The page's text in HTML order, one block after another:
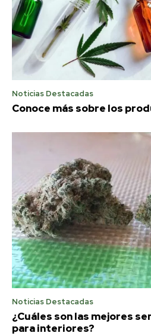
Noticias Destacadas
Conoce más sobre los
Noticias Destacadas
¿Cuáles son las mejores
para interiores?